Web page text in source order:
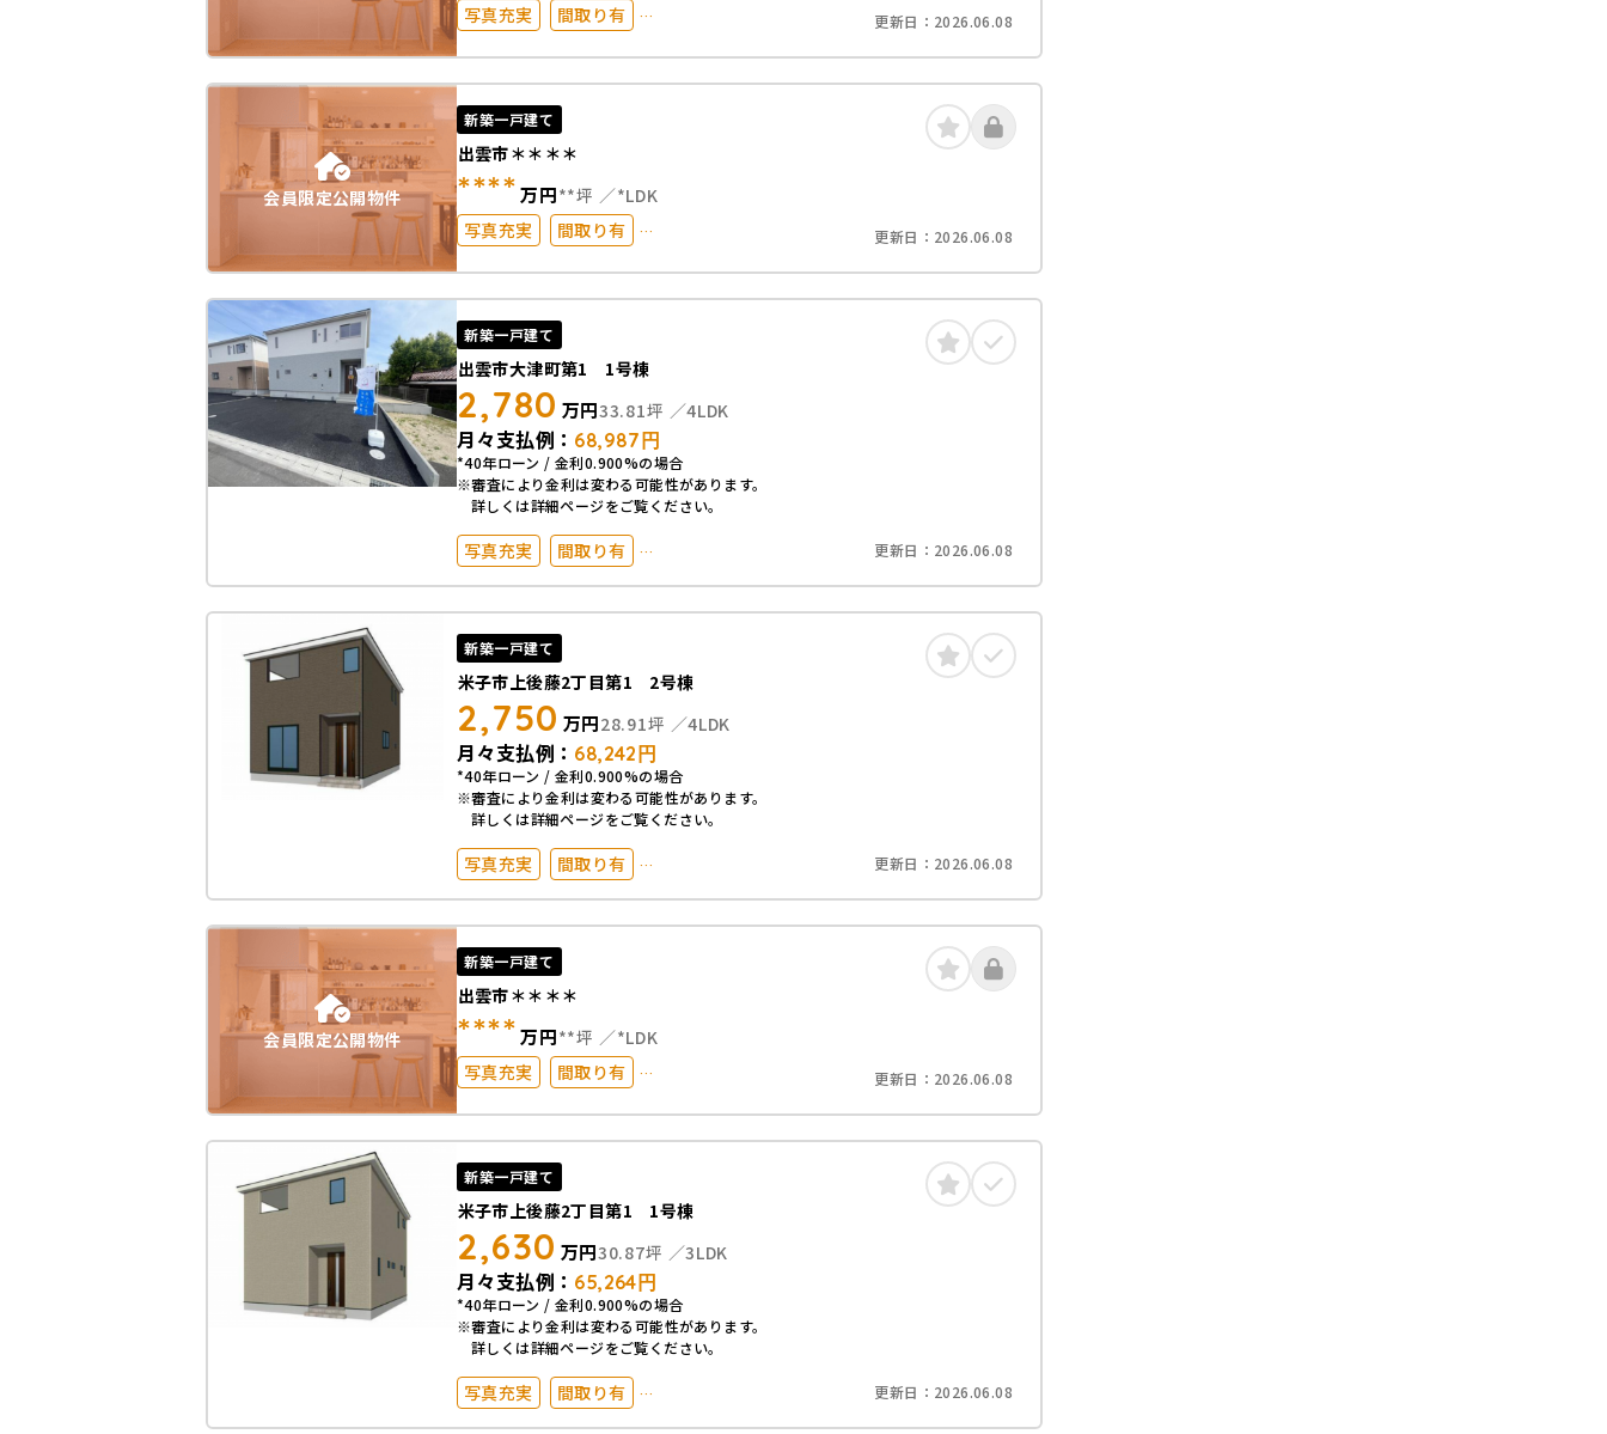
写真充実
間取り有
オール電化
ペット可
更新日： 2026.06.08
会員限定公開物件
新築一戸建て
出雲市＊＊＊＊
****万円**坪
*LDK
写真充実
間取り有
駐車場2台以上
50坪以上
オール電化
更新日： 2026.06.08
新築一戸建て
出雲市大津町第1 1号棟
2,780 万円33.81坪 4LDK
月々支払例： 68,987 円
*40年ローン / 金利0.900%の場合
※審査により金利は変わる可能性があります。
詳しくは詳細ページをご覧ください。
写真充実
間取り有
築10年以内
駅徒歩20分以内
駐車場2台以上
50坪以上
オール電化
更新日： 2026.06.08
新築一戸建て
米子市上後藤2丁目第1 2号棟
2,750 万円28.91坪 4LDK
月々支払例： 68,242 円
*40年ローン / 金利0.900%の場合
※審査により金利は変わる可能性があります。
詳しくは詳細ページをご覧ください。
写真充実
間取り有
築10年以内
駅徒歩20分以内
駐車場2台以上
50坪以上
オール電化
更新日： 2026.06.08
会員限定公開物件
新築一戸建て
出雲市＊＊＊＊
****万円**坪
*LDK
写真充実
間取り有
駐車場2台以上
50坪以上
オール電化
更新日： 2026.06.08
新築一戸建て
米子市上後藤2丁目第1 1号棟
2,630 万円30.87坪 3LDK
月々支払例： 65,264 円
*40年ローン / 金利0.900%の場合
※審査により金利は変わる可能性があります。
詳しくは詳細ページをご覧ください。
写真充実
間取り有
築10年以内
駅徒歩20分以内
更新日： 2026.06.08